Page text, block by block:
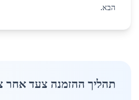
הבא.
תהליך ההזמנה צעד אחר